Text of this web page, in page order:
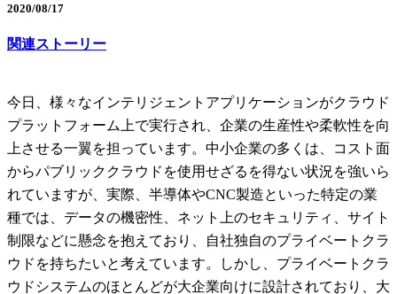
2020/08/17
関連ストーリー
今日、様々なインテリジェントアプリケーションがクラウド
プラットフォーム上で実行され、企業の生産性や柔軟性を向
上させる一翼を担っています。中小企業の多くは、コスト面
からパブリッククラウドを使用せざるを得ない状況を強いら
れていますが、実際、半導体やCNC製造といった特定の業
種では、データの機密性、ネット上のセキュリティ、サイト
制限などに懸念を抱えており、自社独自のプライベートクラ
ウドを持ちたいと考えています。しかし、プライベートクラ
ウドシステムのほとんどが大企業向けに設計されており、大